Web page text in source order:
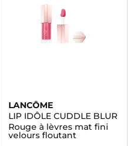
LANCÔME
LIP IDÔLE CUDDLE BLUR
Rouge à lèvres mat fini
velours floutant